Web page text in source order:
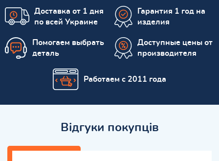
Доставка от 1 дня
по всей Украине
Гарантия 1 год на
изделия
Помогаем выбрать
деталь
Доступные цены от
производителя
Работаем с 2011 года
Відгуки покупців